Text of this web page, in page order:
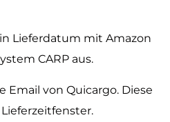
Lieferdatum mit Amazon
CARP aus.
Email von Quicargo. Diese